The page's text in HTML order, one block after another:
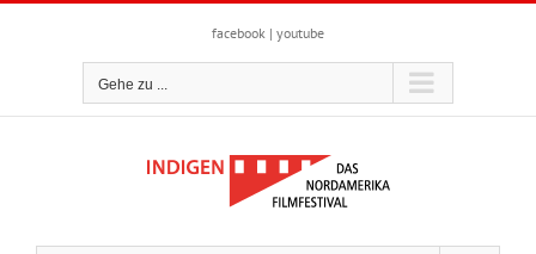
Zum
facebook | youtube
Gehe zu ...